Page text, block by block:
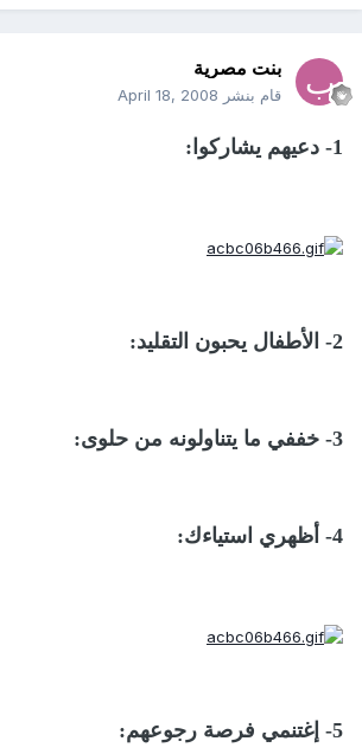
بنت مصرية
قام بنشر April 18, 2008
1- دعيهم يشاركوا:
2- الأطفال يحبون التقليد:
3- خففي ما يتناولونه من حلوى:
4- أظهري استياءك:
5- إغتنمي فرصة رجوعهم: